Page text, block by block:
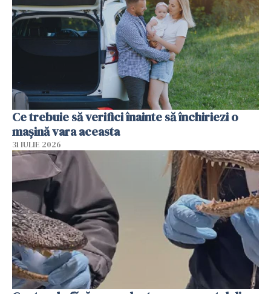
Ce trebuie să verifici înainte să închiriezi o
mașină vara aceasta
31 IULIE 2026